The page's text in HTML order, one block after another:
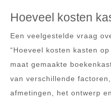
Hoeveel kosten
Een veelgestelde vraag
“Hoeveel kosten kasten
maat gemaakte
van verschillende
afmetingen, het ontwerp